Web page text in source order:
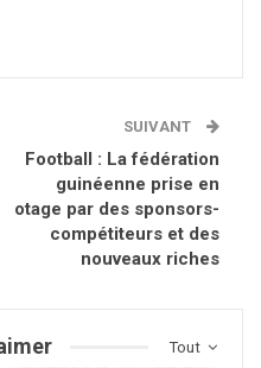
SUIVANT
Football : La fédération
guinéenne prise en
otage par des sponsors-
compétiteurs et des
nouveaux riches
Tout